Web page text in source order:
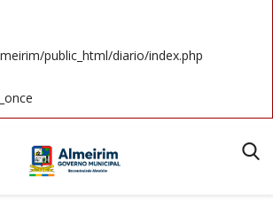
public_html/diario/index.php